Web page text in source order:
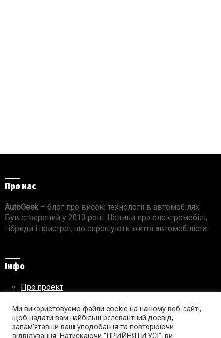
Про нас
AutoGeek– блог про високі технології в автомобілях.
Був створений у 2013 році. Новини про електромобілі,
гібриди і пристрої, що спрощують життя автомобіліста.
Інфо
Про проект
Правила використання матеріалів
Ми використовуємо файли cookie на нашому веб-сайті,
щоб надати вам найбільш релевантний досвід,
запам’ятавши ваші уподобання та повторюючи
відвідування. Натискаючи “ПРИЙНЯТИ УСІ”, ви